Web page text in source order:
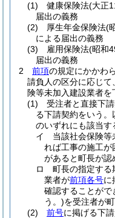
(1)
健康保険法(大正
届出の義務
(2)
厚生年金保険法(
による届出の義務
(3)
雇用保険法(昭和
届出の義務
2
前項の規定にかかわ
請負人の区分に応じて、
険等未加入建設業者を
(1)
受注者と直接下
る下請契約をいう。
のいずれにも該当す
イ
当該社会保険
れば工事の施工が
があると町長が認
ロ
町長の指定する
業者が前項各号に
確認することがで
う。)を受注者が
(2)
前号に掲げる下